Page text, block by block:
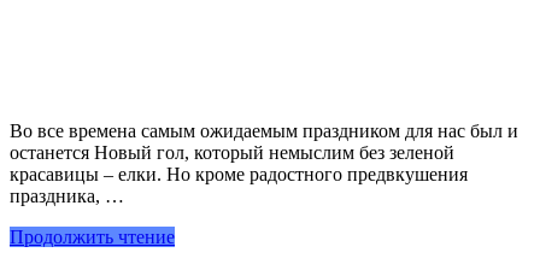
Во все времена самым ожидаемым праздником для нас был и
останется Новый гол, который немыслим без зеленой
красавицы – елки. Но кроме радостного предвкушения
праздника, …
Продолжить чтение